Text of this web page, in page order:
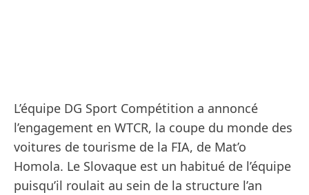
L’équipe DG Sport Compétition a annoncé
l’engagement en WTCR, la coupe du monde des
voitures de tourisme de la FIA, de Mat’o
Homola. Le Slovaque est un habitué de l’équipe
puisqu’il roulait au sein de la structure l’an